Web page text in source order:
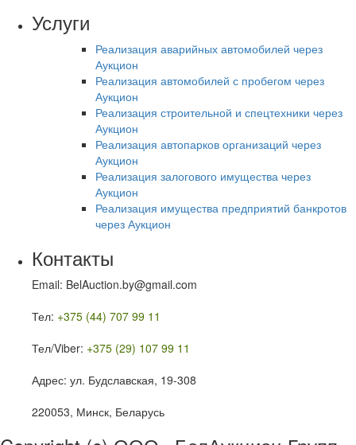
Услуги
Реализация аварийных автомобилей через
Аукцион
Реализация автомобилей с пробегом через
Аукцион
Реализация строительной и спецтехники через
Аукцион
Реализация автопарков организаций через
Аукцион
Реализация залогового имущества через
Аукцион
Реализация имущества предприятий банкротов
через Аукцион
Контакты
Email: BelAuction.by@gmail.com
Тел: +375 (44) 707 99 11
Тел/Viber: +375 (29) 107 99 11
Адрес: ул. Будславская, 19-308
220053, Минск, Беларусь